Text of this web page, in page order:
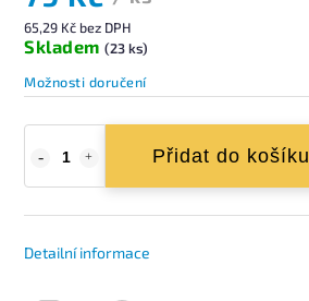
65,29 Kč bez DPH
Skladem (23 ks)
Možnosti doručení
Přidat do košíku
Detailní informace